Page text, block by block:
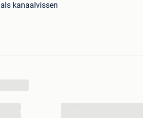
kanaalvissen
pakket verkrijgbaar